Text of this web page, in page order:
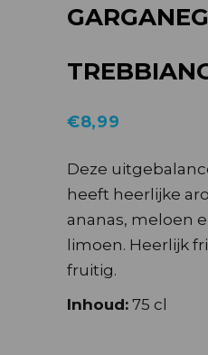
€8,99
Deze
heeft heerlijke
ananas, meloen
limoen. Heerlijk
fruitig.
Inhoud: 75 cl